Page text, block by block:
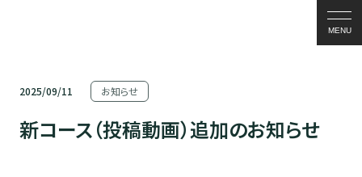
MENU
2025/09/11 お知らせ
新コース（投稿動画）追加のお知らせ